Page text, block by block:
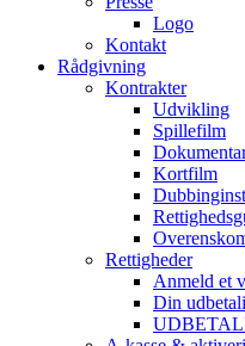
Logo
Kontakt
Rådgivning
Kontrakter
Udvikling
Spillefilm
Kortfilm
Rettigheder
Anmeld et
Din